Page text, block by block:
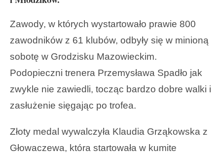
Zawody, w których wystartowało prawie 800
zawodników z 61 klubów, odbyły się w minioną
sobotę w Grodzisku Mazowieckim.
Podopieczni trenera Przemysława Spadło jak
zwykle nie zawiedli, tocząc bardzo dobre walki i
zasłużenie sięgając po trofea.
Złoty medal wywalczyła Klaudia Grząkowska z
Głowaczewa, która startowała w kumite